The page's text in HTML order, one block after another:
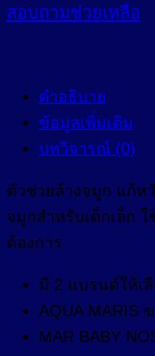
สอบถามช่วยเหลือ
คำอธิบาย
ข้อมูลเพิ่มเติม
บทวิจารณ์ (0)
ตัวช่วยล้างจมูก แก้ห
จมูกสำหรับเด็กเล็ก
ต้องการ
มี 2 แบรนด์ให้เ
AQUA MARIS
MAR BABY